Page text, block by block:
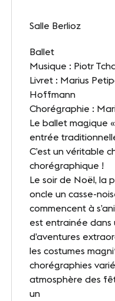
Nos références
Le Club
Nos
Notre
Nos dernières
Agenda
Presse
Carrières
Appels d'offres
Salle Berlioz
Ballet
Musique : Piotr
Livret : Marius
Hoffmann
Chorégraphie :
Le ballet magique
entrée
C’est un véritable
chorégraphique !
Le soir de Noël, la
oncle un casse-
commencent à
est entrainée dans
d’aventures
les costumes
chorégraphies
atmosphère des
un